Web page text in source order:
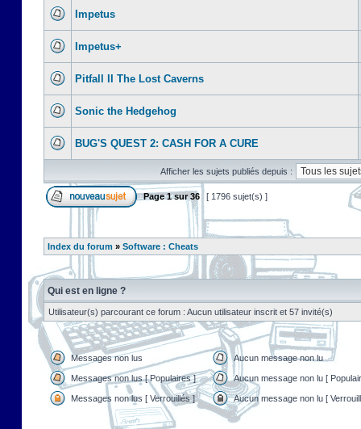
Impetus
Impetus+
Pitfall II The Lost Caverns
Sonic the Hedgehog
BUG'S QUEST 2: CASH FOR A CURE
Afficher les sujets publiés depuis :
Page1sur36 [ 1796 sujet(s) ]
Index du forum » Software : Cheats
Qui est en ligne ?
Utilisateur(s) parcourant ce forum : Aucun utilisateur inscrit et 57 invité(s)
Messages non lus Aucun message non lu
Messages non lus [ Populaires ] Aucun message non lu [
Messages non lus [ Verrouillés ] Aucun message non lu [